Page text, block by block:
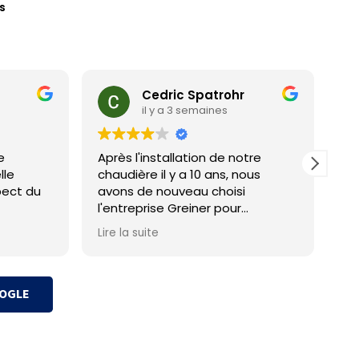
du
Cedric Spatrohr
il y a 3 semaines
Après l'installation de notre
chaudière il y a 10 ans, nous
avons de nouveau choisi
l'entreprise Greiner pour
l'installation de notre
climatisation.
Lire la suite